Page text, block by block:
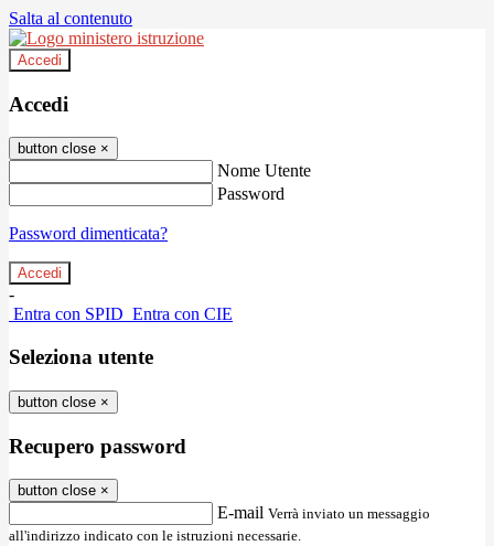
Salta al contenuto
Accedi
Accedi
button close ×
Nome Utente
Password
Password dimenticata?
-
Entra con SPID Entra con CIE
Seleziona utente
button close ×
Recupero password
button close ×
E-mail Verrà inviato un messaggio
all'indirizzo indicato con le istruzioni necessarie.